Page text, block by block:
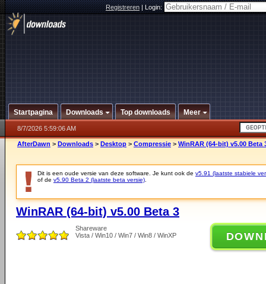
Registreren|Login:
Startpagina Downloads Top downloads Meer
8/7/2026 5:59:06 AM
AfterDawn > Downloads > Desktop > Compressie > WinRAR (64-bit) v5.00 Beta
Dit is een oude versie van deze software. Je kunt ook de v5.91 (laatste stabiele
of de v5.90 Beta 2 (laatste beta versie)
WinRAR (64-bit) v5.00 Beta 3
Shareware
Vista / Win10 / Win7 / Win8 / WinXP